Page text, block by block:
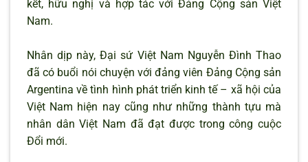
kết, hữu nghị và hợp tác với Đảng Cộng sản Việt
Nam.
Nhân dịp này, Đại sứ Việt Nam Nguyễn Đình Thao
đã có buổi nói chuyện với đảng viên Đảng Cộng sản
Argentina về tình hình phát triển kinh tế – xã hội của
Việt Nam hiện nay cũng như những thành tựu mà
nhân dân Việt Nam đã đạt được trong công cuộc
Đổi mới.